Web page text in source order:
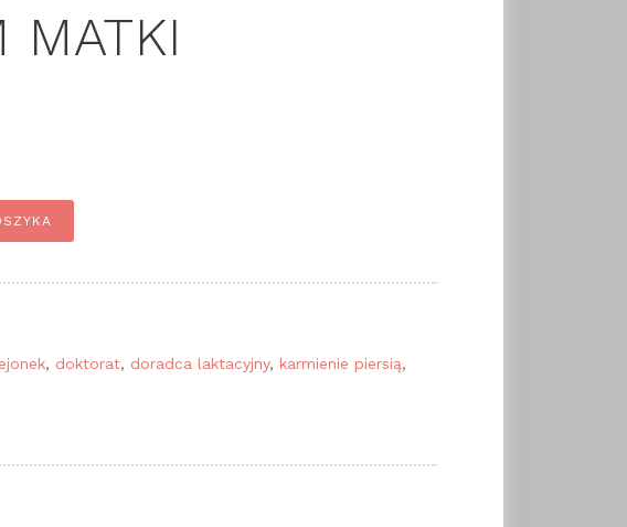
MATKI
, doktorat, doradca laktacyjny, karmienie piersią,